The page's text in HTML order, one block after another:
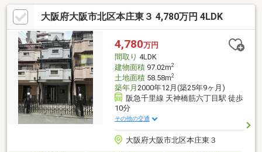
置・各階にトイレ有、来客時も気兼ねなく使用可能・駐車スペー
ス1台分有(車種による)▼設備・浴室乾燥機・TVモニタ付インター
ホン▼周辺環境・ライフ本庄店 徒歩5分(約350m)・本庄南公園 徒
歩3分(約180m)■ ご希望の住まい探しをお手伝いします
━━━━━・・・物件の詳細・ご相談はお気軽にお問い合わせく
ださい。
大阪府大阪市北区本庄東３ 4,780万円 4LDK
4,780万円
間取り 4LDK
建物面積97.02m2
土地面積58.58m2
築年月 2000年12月(築25年9ヶ月)
阪急千里線 天神橋筋六丁目駅 徒歩
10分
その他の交通
大阪府大阪市北区本庄東３